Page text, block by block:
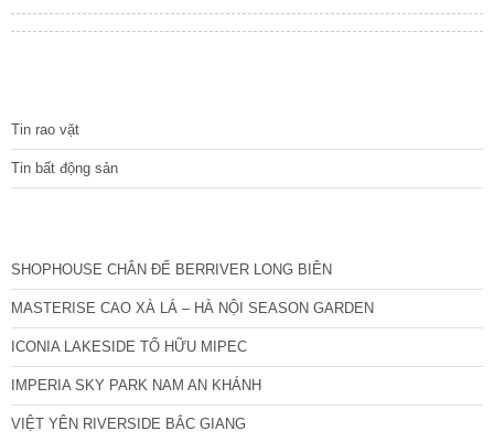
Tin rao vặt
Tin bất động sản
SHOPHOUSE CHÂN ĐẾ BERRIVER LONG BIÊN
MASTERISE CAO XÀ LÁ – HÀ NỘI SEASON GARDEN
ICONIA LAKESIDE TỐ HỮU MIPEC
IMPERIA SKY PARK NAM AN KHÁNH
VIỆT YÊN RIVERSIDE BẮC GIANG